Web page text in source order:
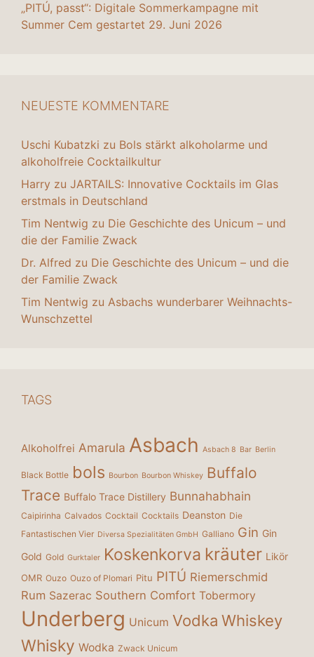
„PITÚ, passt“: Digitale Sommerkampagne mit
Summer Cem gestartet 29. Juni 2026
NEUESTE KOMMENTARE
Uschi Kubatzki zu Bols stärkt alkoholarme und
alkoholfreie Cocktailkultur
Harry zu JARTAILS: Innovative Cocktails im Glas
erstmals in Deutschland
Tim Nentwig zu Die Geschichte des Unicum – und
die der Familie Zwack
Dr. Alfred zu Die Geschichte des Unicum – und die
der Familie Zwack
Tim Nentwig zu Asbachs wunderbarer Weihnachts-
Wunschzettel
TAGS
Alkoholfrei Amarula Asbach Asbach 8 Bar Berlin
Black Bottle bols Bourbon Bourbon Whiskey Buffalo
Trace Buffalo Trace Distillery Bunnahabhain
Caipirinha Calvados Cocktail Cocktails Deanston Die
Fantastischen Vier Diversa Spezialitäten GmbH Galliano Gin Gin
Gold Gold Gurktaler Koskenkorva kräuter Likör
OMR Ouzo Ouzo of Plomari Pitu PITÚ Riemerschmid
Rum Sazerac Southern Comfort Tobermory
Underberg Unicum Vodka Whiskey
Whisky Wodka Zwack Unicum